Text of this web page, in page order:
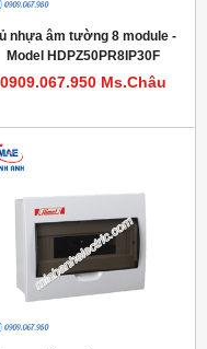
nhựa âm tường 8 module -
Model HDPZ50PR8IP30F
0909.067.950 Ms.Châu